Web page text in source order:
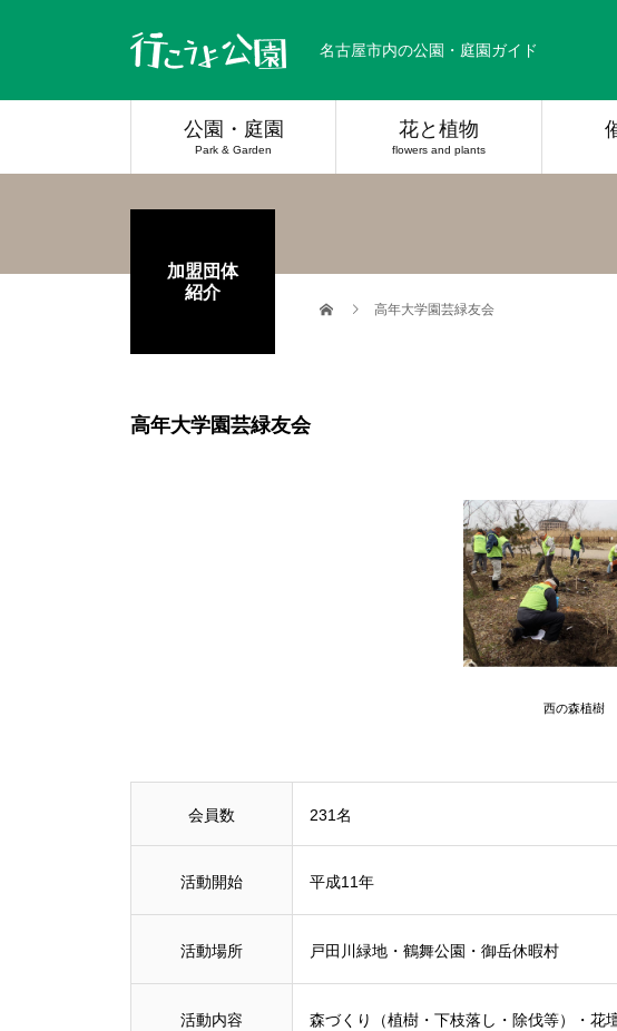
名古屋市内の公園・庭園ガイド
公園・庭園
Park & Garden
花と植物
flowers and plants
加盟団体
紹介
高年大学園芸緑友会
高年大学園芸緑友会
西の森植樹
会員数 231名
活動開始 平成11年
活動場所 戸田川緑地・鶴舞公園・御岳休暇村
活動内容 森づくり（植樹・下枝落し・除伐等）・花